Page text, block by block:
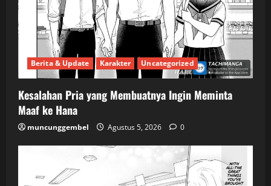
Berita & Update Karakter Uncategorized
Kesalahan Pria yang Membuatnya Ingin Meminta
Maaf ke Hana
muncunggembel Agustus 5, 2026 0